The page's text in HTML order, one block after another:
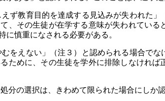
ず教育目的を達成する見込みが失われた
、その生徒が在学する意味が失われてい
に慎重になされる必要がある。
をえない」（注３）と認められる場合で
ために、その生徒を学外に排除しなけれ
の選択は、きわめて限られた場合にしか認